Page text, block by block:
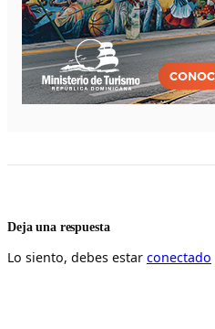
Deja una respuesta
Lo siento, debes estar conectado